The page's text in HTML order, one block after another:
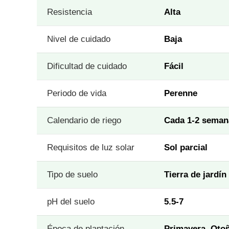
Resistencia Alta
Nivel de cuidado Baja
Dificultad de cuidado Fácil
Periodo de vida Perenne
Calendario de riego Cada 1-2
Requisitos de luz solar Sol parcial
Tipo de suelo Tierra de jardín
pH del suelo 5.5-7